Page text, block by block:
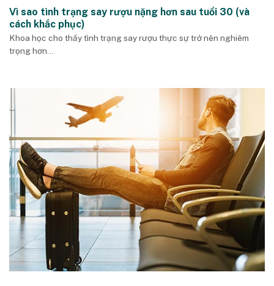
Vì sao tình trạng say rượu nặng hơn sau tuổi 30 (và
cách khắc phục)
Khoa học cho thấy tình trạng say rượu thực sự trở nên nghiêm
trọng hơn...